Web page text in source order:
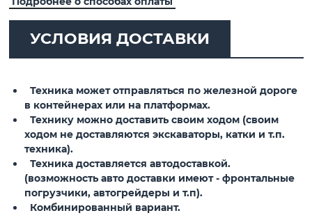
УСЛОВИЯ ДОСТАВКИ
Техника может отправляться по железной дороге
в контейнерах или на платформах.
Технику можно доставить своим ходом (своим
ходом не доставляются экскаваторы, катки и т.п.
техника).
Техника доставляется автодоставкой.
(возможность авто доставки имеют - фронтальные
погрузчики, автогрейдеры и т.п).
Комбинированный вариант.